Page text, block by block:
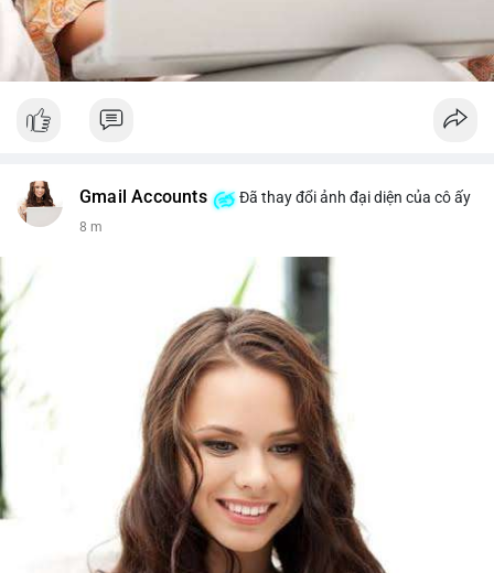
Gmail Accounts Đã thay đổi ảnh đại diện của cô ấy
8 m